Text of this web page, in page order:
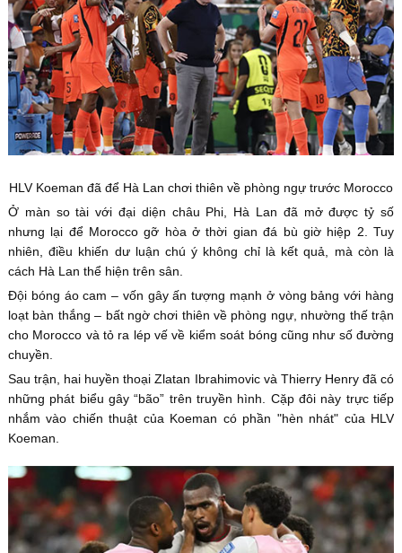
HLV Koeman đã để Hà Lan chơi thiên về phòng ngự trước Morocco
Ở màn so tài với đại diện châu Phi, Hà Lan đã mở được tỷ số
nhưng lại để Morocco gỡ hòa ở thời gian đá bù giờ hiệp 2. Tuy
nhiên, điều khiến dư luận chú ý không chỉ là kết quả, mà còn là
cách Hà Lan thể hiện trên sân.
Đội bóng áo cam – vốn gây ấn tượng mạnh ở vòng bảng với hàng
loạt bàn thắng – bất ngờ chơi thiên về phòng ngự, nhường thế trận
cho Morocco và tỏ ra lép vế về kiểm soát bóng cũng như số đường
chuyền.
Sau trận, hai huyền thoại Zlatan Ibrahimovic và Thierry Henry đã có
những phát biểu gây “bão” trên truyền hình. Cặp đôi này trực tiếp
nhắm vào chiến thuật của Koeman có phần "hèn nhát" của HLV
Koeman.